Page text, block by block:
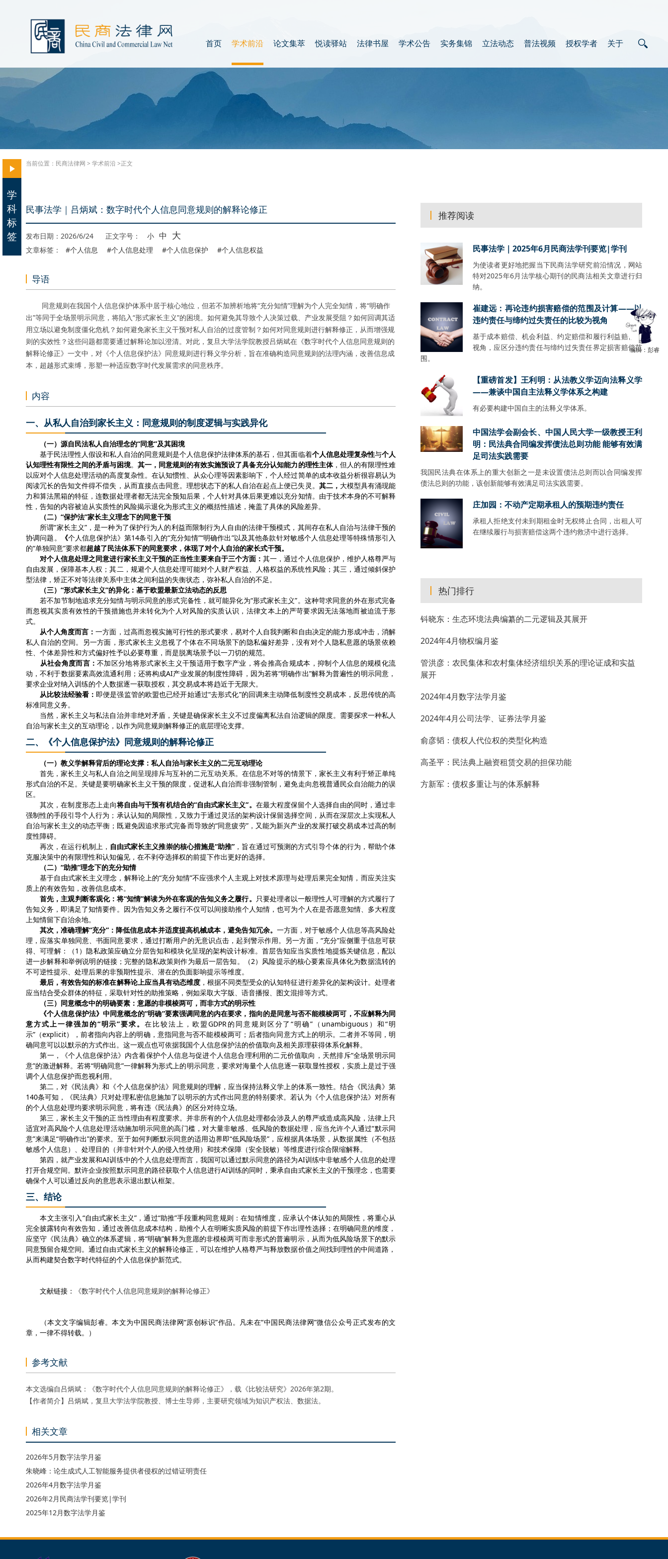
首页 学术前沿 论文集萃 悦读驿站 法律书屋 学术公告 实务集锦 立法动态 普法视频 授权学者 关于
当前位置： 民商法律网 > 学术前沿>正文
民事法学｜吕炳斌：数字时代个人信息同意规则的解释论修正
发布日期：2026/6/24 正文字号： 小 中 大
文章标签： #个人信息 #个人信息处理 #个人信息保护 #个人信息权益
导语
同意规则在我国个人信息保护体系中居于核心地位，但若不加辨析地将“充分知情”理解为个人完全知情，将“明确作
出”等同于全场景明示同意，将陷入“形式家长主义”的困境。如何避免其导致个人决策过载、产业发展受阻？如何回调其适
用立场以避免制度僵化危机？如何避免家长主义干预对私人自治的过度管制？如何对同意规则进行解释修正，从而增强规
则的实效性？这些问题都需要通过解释论加以澄清。对此，复旦大学法学院教授吕炳斌在《数字时代个人信息同意规则的
解释论修正》一文中，对《个人信息保护法》同意规则进行释义学分析，旨在准确构造同意规则的法理内涵，改善信息成
本，超越形式束缚，形塑一种适应数字时代发展需求的同意秩序。
内容
一、从私人自治到家长主义：同意规则的制度逻辑与实践异化
（一）源自民法私人自治理念的“同意”及其困境
基于民法理性人假设和私人自治的同意规则是个人信息保护法律体系的基石，但其面临着个人信息处理复杂性与个人
认知理性有限性之间的矛盾与困境。 其一， 同意规则的有效实施预设了具备充分认知能力的理性主体， 但人的有限理性难
以应对个人信息处理活动的高度复杂性。 在认知惯性、从众心理等因素影响下 ，个人经过简单的成本收益分析很容易认为
阅读冗长的告知文件得不偿失，从而直接点击同意。理想状态下的私人自治在起点上便已失灵。 其二， 大模型具有涌现能
力和算法黑箱的特征，连数据处理者都无法完全预知后果，个人针对具体后果更难以充分知情。由于技术本身的不可解释
性，告知的内容被迫从实质性的风险揭示退化为形式主义的概括性描述， 掩盖了具体的风险差异。
（二） “保护法”家长主义理念下的同意干预
所谓“家长主义”，是一种为了保护行为人的利益而限制行为人自由的法律干预模式，其间存在私人自治与法律干预的
协调问题。
《个人信息保护法》第14条引入的“充分知情”“明确作出”以及其他条款针对敏感个人信息处理等特殊情形引入
的“单独同意”要求都超越了民法体系下的同意要求，体现了对个人自治的家长式干预。
对个人信息处理之同意进行家长主义干预的正当性主要来自于三个方面：其一，通过个人信息保护，维护人格尊严与
自由发展，保障基本人权；其二，规避个人信息处理可能对个人财产权益、人格权益的系统性风险；其三，通过倾斜保护
型法律，矫正不对等法律关系中主体之间利益的失衡状态，弥补私人自治的不足。
（三） “形式家长主义”的异化：基于欧盟最新立法动态的反思
若不加节制地追求充分知情与明示同意的形式完备性 ， 就可能异化为“形式家长主义”。这种苛求同意的外在形式完备
而忽视其实质有效性的干预措施也并未转化为个人对风险的实质认识，法律文本上的严苛要求因无法落地而被迫流于形
式。
从个人角度而言：一方面，过高而忽视实施可行性的形式要求，易对个人自我判断和自由决定的能力形成冲击， 消解
私人自治的空间。 另一方面，形式家长主义忽视了个体在不同场景下的隐私偏好差异， 没有对个人隐私意愿的场景依赖
性、 个体差异性和方式偏好性予以必要尊重，而是脱离场景予以一刀切的规范。
从社会角度而言：不加区分地将形式家长主义干预适用于数字产业，将会推高合规成本， 抑制个人信息的规模化流
动，不利于数据要素高效流通利用 ； 还将构成AI产业发展的制度性障碍， 因为若将“明确作出”解释为普遍性的明示同意，
要求企业对纳入训练的个人数据逐一获取授权，其交易成本将趋近于无限大。
从比较法经验看：即便是强监管的欧盟也已经开始通过“去形式化”的回调来主动降低制度性交易成本， 反思传统的高
标准同意义务。
当然，家长主义与私法自治并非绝对矛盾， 关键是确保家长主义不过度偏离私法自治逻辑的限度。 需要探求一种私人
自治与家长主义的互动理论，以作为同意规则解释修正的底层理论支撑。
二、《个人信息保护法》同意规则的解释论修正
（一）教义学解释背后的理论支撑：私人自治与家长主义的二元互动理论
首先，家长主义与私人自治之间呈现排斥与互补的二元互动关系。在信息不对等的情景下， 家长主义有利于矫正单纯
形式自治的不足。 关键是要明确家长主义干预的限度，促进私人自治而非强制管制 ，避免走向忽视普通民众自治能力的误
区。
其次，在制度形态上走向将自由与干预有机结合的“自由式家长主义”。 在最大程度保留个人选择自由的同时，通过非
强制性的手段引导个人行为；承认认知的局限性，又致力于通过灵活的架构设计保留选择空间，从而在深层次上实现私人
自治与家长主义的动态平衡； 既避免因追求形式完备而导致的“同意疲劳”，又能为新兴产业的发展打破交易成本过高的制
度性障碍。
再次，在运行机制上， 自由式家长主义推崇的核心措施是“助推” ， 旨在通过可预测的方式引导个体的行为，帮助个体
克服决策中的有限理性和认知偏见，在不剥夺选择权的前提下作出更好的选择。
（二） “助推”理念下的充分知情
基于自由式家长主义理念， 解释论上的“充分知情”不应强求个人主观上对技术原理与处理后果完全知情，而应关注实
质上的有效告知 ，改善信息成本。
首先，主观判断客观化：将“知情”解读为外在客观的告知义务之履行。 只要处理者以一般理性人可理解的方式履行了
告知义务，即满足了知情要件。 因为告知义务之履行不仅可以间接助推个人知情 ，也可为个人在是否愿意知情、多大程度
上知情留下自治余地。
其次，准确理解“充分”：降低信息成本并适度提高机械成本，避免告知冗余。 一方面，对于敏感个人信息等高风险处
理，应落实单独同意、书面同意要求，通过打断用户的无意识点击，起到警示作用。 另一方面， “充分”应侧重于信息可获
得、可理解：（1 ）隐私政策应确立分层告知和模块化呈现的架构设计标准。首层告知应当实质性地提炼关键信息，配以
进一步解释和举例说明的链接；完整的隐私政策则作为最后一层告知。
（2）风险提示的核心要素应具体化为数据流转的
不可逆性提示、处理后果的非预期性提示、潜在的负面影响提示等维度。
最后，有效告知的标准在解释论上应当具有动态维度，根据不同类型受众的认知特征进行差异化的架构设计。 处理者
应当结合受众群体的特征，采取针对性的助推策略，例如采取大字版、语音播报、图文混排等方式。
（三）同意概念中的明确要素： 意愿的非模棱两可，而非方式的明示性
《个人信息保护法》中同意概念的“明确”要素强调同意的内在要求，指向的是同意与否不能模棱两可， 不应解释为同
意方式上一律强加的“明示”要求。在比较法上， 欧盟GDPR的同意规则区分了“明确”（unambiguous）和“明
示”（explicit），前者指向内容上的明确，意指同意与否不能模棱两可；后者指向同意方式上的明示。二者并不等同，明
确同意可以以默示的方式作出。这一观点也可依据我国个人信息保护法的价值取向及相关原理获得体系化解释。
第一，
《个人信息保护法》 内含着保护个人信息与促进个人信息合理利用的二元价值取向， 天然排斥“全场景明示同
意”的激进解释。若将“明确同意”一律解释为形式上的明示同意，要求对海量个人信息逐一获取显性授权，实质上是过于强
调个人信息保护而忽视利用。
第二，对 《民法典》和《个人信息保护法》 同意规则的理解， 应当保持法释义学上的体系一致性。 结合《民法典》第
140条可知，
《民法典》只对处理私密信息施加了以明示的方式作出同意的特别要求。若认为《个人信息保护法》对所有
的个人信息处理均要求明示同意， 将有违《民法典》 的区分对待立场。
第三，家长主义干预的正当性理由有程度要求。并非所有的个人信息处理都会涉及人的尊严或造成高风险，法律上只
适宜对高风险个人信息处理活动施加明示同意的高门槛，对大量非敏感、低风险的数据处理，应当允许个人通过“默示同
意”来满足“明确作出”的要求。至于如何判断默示同意的适用边界即“低风险场景”， 应根据具体场景，从数据属性（不包括
敏感个人信息）、处理目的（并非针对个人的侵入性使用）和技术保障（安全脱敏） 等维度进行综合限缩解释。
第四，就产业发展和AI训练中的个人信息处理而言，我国可以通过默示同意的路径为AI训练中非敏感个人信息的处理
打开合规空间。默许企业按照默示同意的路径获取个人信息进行AI训练的同时 ，秉承自由式家长主义的干预理念，也需要
确保个人可以通过反向的意思表示退出默认框架。
三、结论
本文主张引入“自由式家长主义”，通过“助推”手段重构同意规则：在知情维度，应承认个体认知的局限性，将重心从
完全披露转向有效告知，通过改善信息成本结构，助推个人在明晰实质风险的前提下作出理性选择；在明确同意的维度，
应坚守《民法典》确立的体系逻辑，将“明确”解释为意愿的非模棱两可而非形式的普遍明示，从而为低风险场景下的默示
同意预留合规空间。通过自由式家长主义的解释论修正，可以在维护人格尊严与释放数据价值之间找到理性的中间道路，
从而构建契合数字时代特征的个人信息保护新范式。
文献链接： 《数字时代个人信息同意规则的解释论修正》
（本文文字编辑彭睿。本文为中国民商法律网“原创标识”作品。凡未在“中国民商法律网”微信公众号正式发布的文
章，一律不得转载。）
参考文献
本文选编自吕炳斌：《数字时代个人信息同意规则的解释论修正》，载《比较法研究》2026年第2期。
【作者简介】吕炳斌，复旦大学法学院教授、博士生导师，主要研究领域为知识产权法、数据法。
相关文章
2026年5月数字法学月鉴
朱晓峰：论生成式人工智能服务提供者侵权的过错证明责任
2026年4月数字法学月鉴
2026年2月民商法学刊要览|学刊
2025年12月数字法学月鉴
推荐阅读
民事法学｜2025年6月民商法学刊要览|学刊
为使读者更好地把握当下民商法学研究前沿情况，网站
特对2025年6月法学核心期刊的民商法相关文章进行归
纳。
崔建远：再论违约损害赔偿的范围及计算——以
违约责任与缔约过失责任的比较为视角
基于成本赔偿、机会利益、约定赔偿和履行利益赔偿的
视角，应区分违约责任与缔约过失责任界定损害赔偿范
围。
【重磅首发】王利明：从法教义学迈向法释义学
——兼谈中国自主法释义学体系之构建
有必要构建中国自主的法释义学体系。
中国法学会副会长、中国人民大学一级教授王利
明：民法典合同编发挥债法总则功能 能够有效满
足司法实践需要
我国民法典在体系上的重大创新之一是未设置债法总则而以合同编发挥
债法总则的功能，该创新能够有效满足司法实践需要。
庄加园：不动产定期承租人的预期违约责任
承租人拒绝支付未到期租金时无权终止合同，出租人可
在继续履行与损害赔偿这两个违约救济中进行选择。
热门排行
钭晓东：生态环境法典编纂的二元逻辑及其展开
2024年4月物权编月鉴
管洪彦：农民集体和农村集体经济组织关系的理论证成和实益
展开
2024年4月数字法学月鉴
2024年4月公司法学、证券法学月鉴
俞彦韬：债权人代位权的类型化构造
高圣平：民法典上融资租赁交易的担保功能
方新军：债权多重让与的体系解释
编辑：彭睿
学
科
标
签